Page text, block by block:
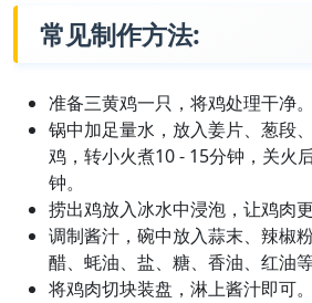
常见制作方法:
准备三黄鸡一只，将鸡处理干净。
锅中加足量水，放入姜片、葱段
鸡，转小火煮10 - 15分钟，关火
钟。
捞出鸡放入冰水中浸泡，让鸡肉
调制酱汁，碗中放入蒜末、辣椒
醋、蚝油、盐、糖、香油、红油等
将鸡肉切块装盘，淋上酱汁即可。